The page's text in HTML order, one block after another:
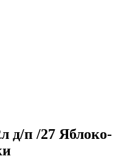
д/п /27 Яблоко-